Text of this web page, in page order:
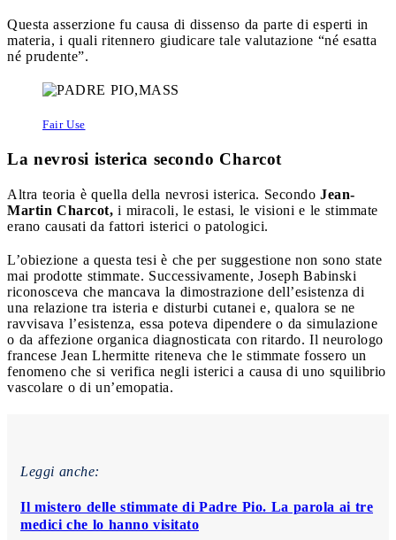
Questa asserzione fu causa di dissenso da parte di esperti in
materia, i quali ritennero giudicare tale valutazione “né esatta
né prudente”.
Fair Use
La nevrosi isterica secondo Charcot
Altra teoria è quella della nevrosi isterica. Secondo Jean-
Martin Charcot, i miracoli, le estasi, le visioni e le stimmate
erano causati da fattori isterici o patologici.
L’obiezione a questa tesi è che per suggestione non sono state
mai prodotte stimmate. Successivamente, Joseph Babinski
riconosceva che mancava la dimostrazione dell’esistenza di
una relazione tra isteria e disturbi cutanei e, qualora se ne
ravvisava l’esistenza, essa poteva dipendere o da simulazione
o da affezione organica diagnosticata con ritardo. Il neurologo
francese Jean Lhermitte riteneva che le stimmate fossero un
fenomeno che si verifica negli isterici a causa di uno squilibrio
vascolare o di un’emopatia.
Leggi anche:
Il mistero delle stimmate di Padre Pio. La parola ai tre
medici che lo hanno visitato